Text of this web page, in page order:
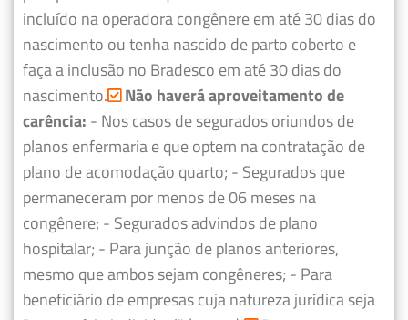
incluído na operadora congênere em até 30 dias do
nascimento ou tenha nascido de parto coberto e
faça a inclusão no Bradesco em até 30 dias do
nascimento. Não haverá aproveitamento de
carência: - Nos casos de segurados oriundos de
planos enfermaria e que optem na contratação de
plano de acomodação quarto; - Segurados que
permaneceram por menos de 06 meses na
congênere; - Segurados advindos de plano
hospitalar; - Para junção de planos anteriores,
mesmo que ambos sejam congêneres; - Para
beneficiário de empresas cuja natureza jurídica seja